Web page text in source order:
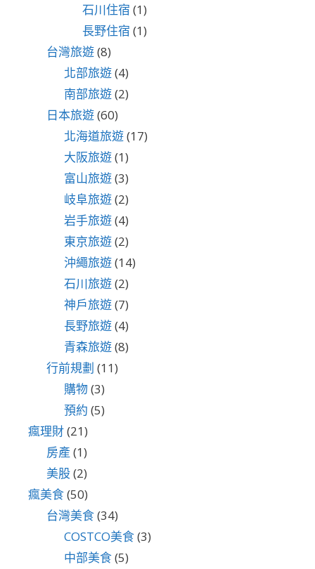
石川住宿 (1)
長野住宿 (1)
台灣旅遊(8)
北部旅遊(4)
南部旅遊(2)
日本旅遊(60)
北海道旅遊(17)
大阪旅遊(1)
富山旅遊(3)
岐阜旅遊(2)
岩手旅遊(4)
東京旅遊(2)
沖繩旅遊(14)
石川旅遊(2)
神戶旅遊(7)
長野旅遊(4)
青森旅遊(8)
行前規劃 (11)
購物(3)
預約 (5)
瘋理財(21)
房產 (1)
美股(2)
瘋美食(50)
台灣美食(34)
COSTCO美食(3)
中部美食(5)